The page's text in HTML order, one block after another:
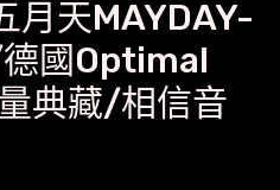
月天MAYDAY-
國Optimal
典藏/相信音